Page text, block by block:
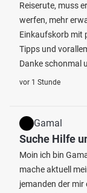
Reiserute, muss
werfen, mehr
Einkaufskorb mit
Tipps und
Danke schonmal
vor 1 Stunde
Gamal
Suche Hilfe
Moin ich bin
mache aktuell
jemanden der